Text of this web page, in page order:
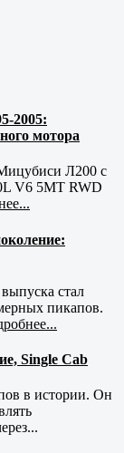
2005:
мотора
Л200 с
V6 5MT RWD
стал
пикапов.
Single Cab
в истории. Он